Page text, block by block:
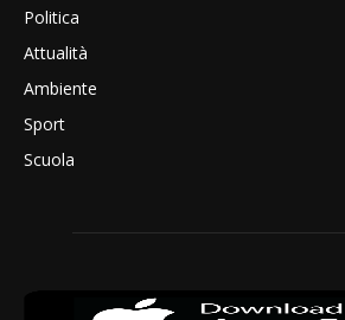
Politica
Attualità
Ambiente
Sport
Scuola